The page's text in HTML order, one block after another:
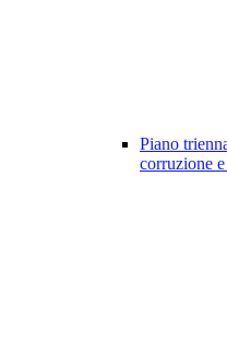
Piano
corruzione